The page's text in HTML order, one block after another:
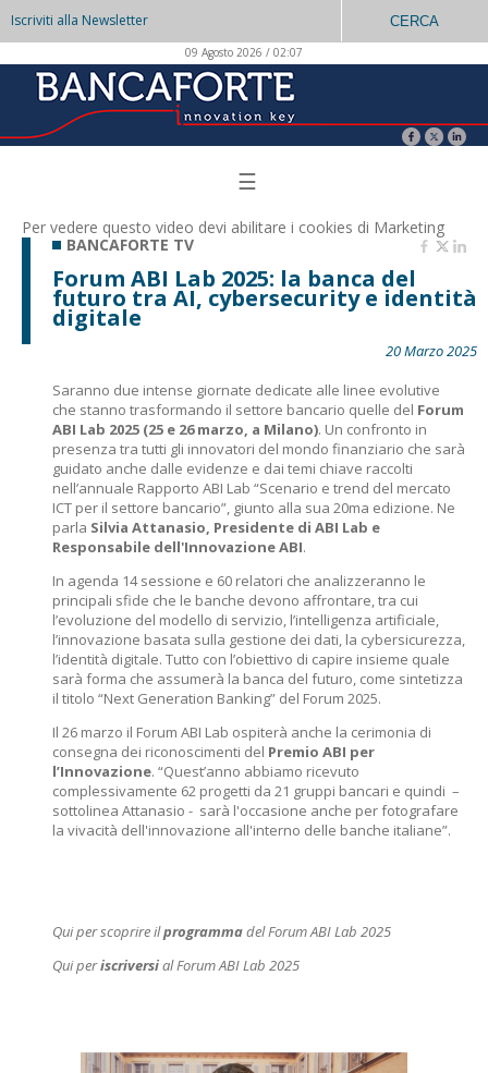
Iscriviti alla Newsletter CERCA
09 Agosto 2026 / 02:07
☰
Per vedere questo video devi abilitare i cookies di Marketing
BANCAFORTE TV
Forum ABI Lab 2025: la banca del
futuro tra AI, cybersecurity e identità
digitale
20 Marzo 2025
Saranno due intense giornate dedicate alle linee evolutive
che stanno trasformando il settore bancario quelle del Forum
ABI Lab 2025 (25 e 26 marzo, a Milano). Un confronto in
presenza tra tutti gli innovatori del mondo finanziario che sarà
guidato anche dalle evidenze e dai temi chiave raccolti
nell’annuale Rapporto ABI Lab “Scenario e trend del mercato
ICT per il settore bancario”, giunto alla sua 20ma edizione. Ne
parla Silvia Attanasio, Presidente di ABI Lab e
Responsabile dell'Innovazione ABI.
In agenda 14 sessione e 60 relatori che analizzeranno le
principali sfide che le banche devono affrontare, tra cui
l’evoluzione del modello di servizio, l’intelligenza artificiale,
l’innovazione basata sulla gestione dei dati, la cybersicurezza,
l’identità digitale. Tutto con l’obiettivo di capire insieme quale
sarà forma che assumerà la banca del futuro, come sintetizza
il titolo “Next Generation Banking” del Forum 2025.
Il 26 marzo il Forum ABI Lab ospiterà anche la cerimonia di
consegna dei riconoscimenti del Premio ABI per
l’Innovazione. “Quest’anno abbiamo ricevuto
complessivamente 62 progetti da 21 gruppi bancari e quindi –
sottolinea Attanasio - sarà l'occasione anche per fotografare
la vivacità dell'innovazione all'interno delle banche italiane”.
Qui per scoprire ilprogrammadel Forum ABI Lab 2025
Qui periscriversial Forum ABI Lab 2025